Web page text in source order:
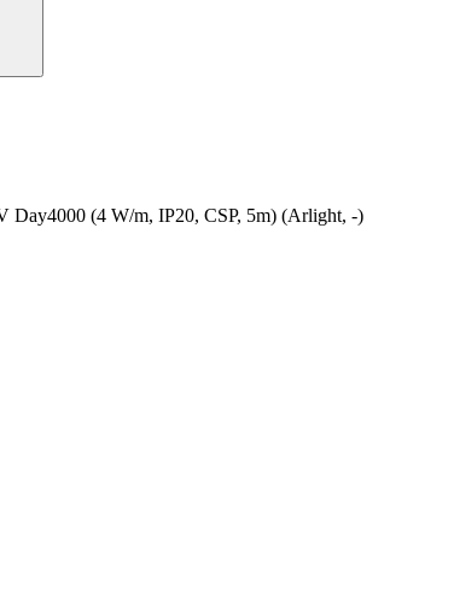
Day4000 (4 W/m, IP20, CSP, 5m) (Arlight, -)